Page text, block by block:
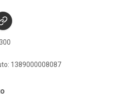
1389000008087